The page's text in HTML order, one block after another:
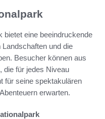
bietet eine beeindruckende
und die
Besucher können aus
die für jedes Niveau
für seine spektakulären
erwarten.